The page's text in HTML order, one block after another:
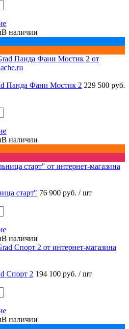
В наличии
Панда Фани Мостик 2 229 500 руб.
В наличии
старт" 76 900 руб. / шт
В наличии
Спорт 2 194 100 руб. / шт
В наличии